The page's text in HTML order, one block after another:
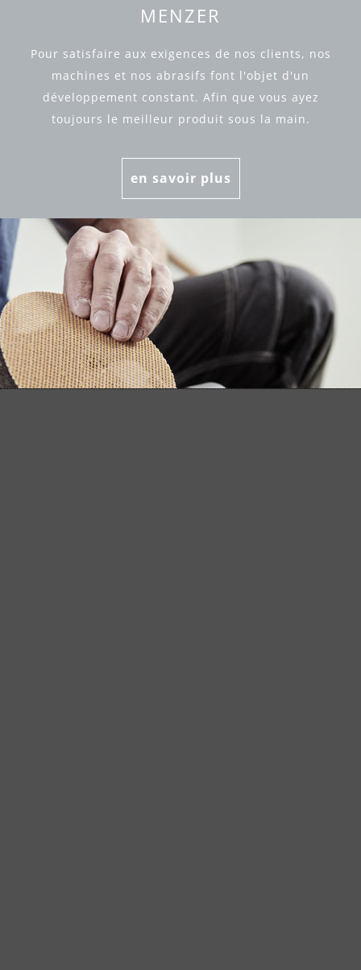
MENZER
Pour satisfaire aux exigences de nos clients, nos
machines et nos abrasifs font l'objet d'un
développement constant. Afin que vous ayez
toujours le meilleur produit sous la main.
en savoir plus